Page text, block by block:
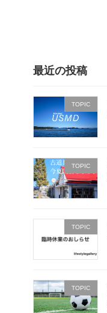
最近の投稿
TOPIC
TOPIC
TOPIC
TOPIC